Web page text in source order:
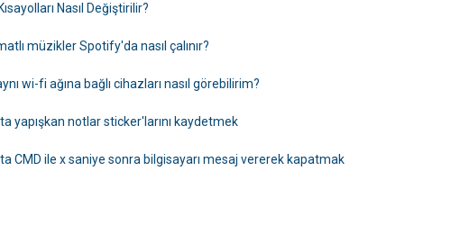
Nasıl Değiştirilir?
müzikler Spotify'da nasıl çalınır?
wi-fi ağına bağlı cihazları nasıl görebilirim?
yapışkan notlar sticker'larını kaydetmek
CMD ile x saniye sonra bilgisayarı mesaj vererek kapatmak